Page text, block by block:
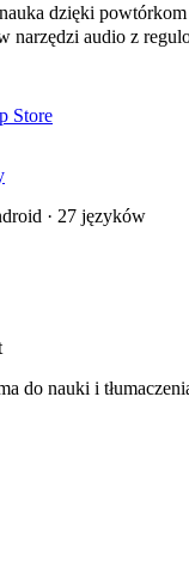
dzięki
narzędzi audio z
Store
· 27 języków
do nauki i